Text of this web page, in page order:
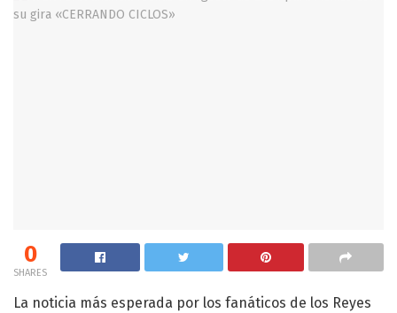
0
SHARES
La noticia más esperada por los fanáticos de los Reyes